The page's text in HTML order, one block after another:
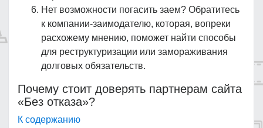
Нет возможности погасить заем? Обратитесь
к компании-заимодателю, которая, вопреки
расхожему мнению, поможет найти способы
для реструктуризации или замораживания
долговых обязательств.
Почему стоит доверять партнерам сайта
«Без отказа»?
К содержанию